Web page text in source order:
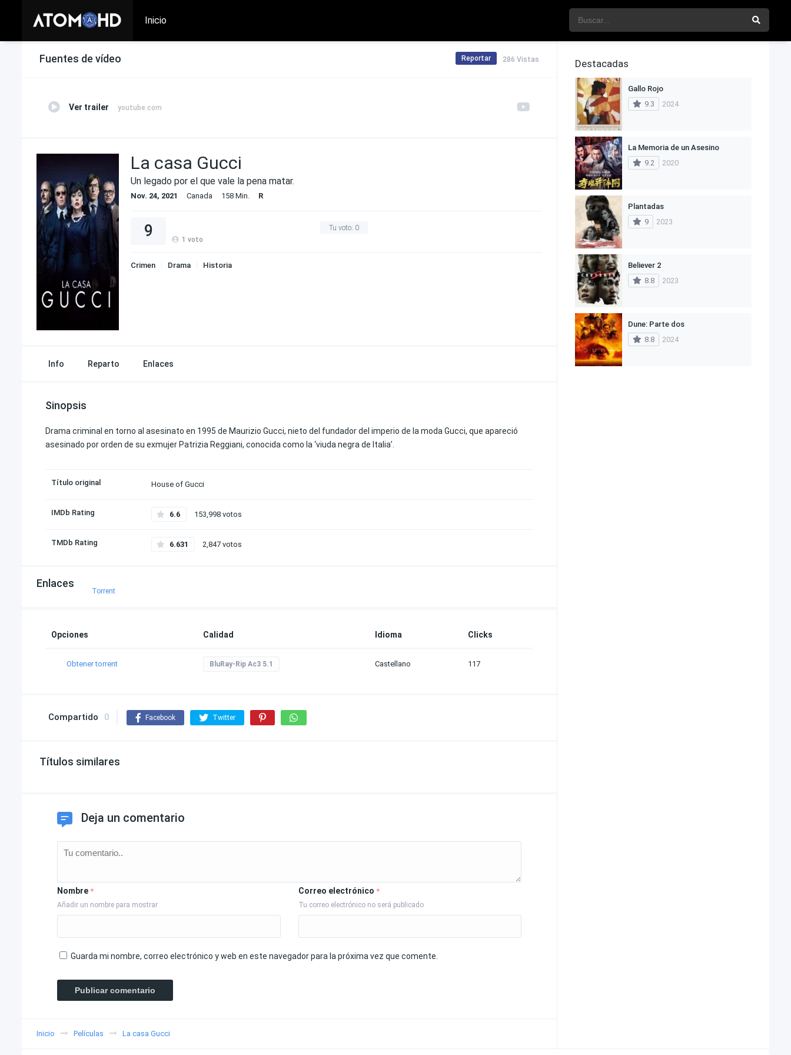
Inicio
Fuentes de vídeo 286 Vistas
Reportar
Ver trailer youtube.com
La casa Gucci
Un legado por el que vale la pena matar.
Nov. 24, 2021 Canada 158 Min. R
Tu voto: 0
9 1 voto
Crimen Drama Historia
Info Reparto Enlaces
Sinopsis
Drama criminal en torno al asesinato en 1995 de Maurizio Gucci, nieto del fundador del imperio de la moda Gucci, que apareció
asesinado por orden de su exmujer Patrizia Reggiani, conocida como la ‘viuda negra de Italia’.
Título original House of Gucci
IMDb Rating 6.6 153,998 votos
TMDb Rating 6.631 2,847 votos
Enlaces
Torrent
Opciones Calidad Idioma Clicks
Obtener torrent BluRay-Rip Ac3 5.1 Castellano 117
Compartido 0 Facebook Twitter
Títulos similares
Deja un comentario
Nombre *
Añadir un nombre para mostrar
Correo electrónico *
Tu correo electrónico no será publicado
Guarda mi nombre, correo electrónico y web en este navegador para la próxima vez que comente.
Inicio Películas La casa Gucci
Destacadas
Gallo Rojo
9.3
2024
La Memoria de un Asesino
9.2
2020
Plantadas
9
2023
Believer 2
8.8
2023
Dune: Parte dos
8.8
2024